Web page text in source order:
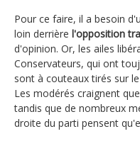
Pour ce faire, il a besoin
loin derrière l'opposition
d'opinion. Or, les ailes
Conservateurs, qui ont
sont à couteaux tirés sur
Les modérés craignent
tandis que de nombreux
droite du parti pensent